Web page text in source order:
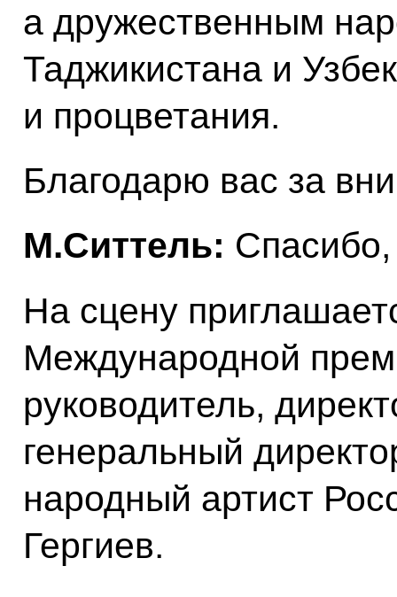
а дружественным
Таджикистана и
и процветания.
Благодарю вас за
М.Ситтель:
На сцену
Международной
руководитель,
генеральный
народный артист
Гергиев.